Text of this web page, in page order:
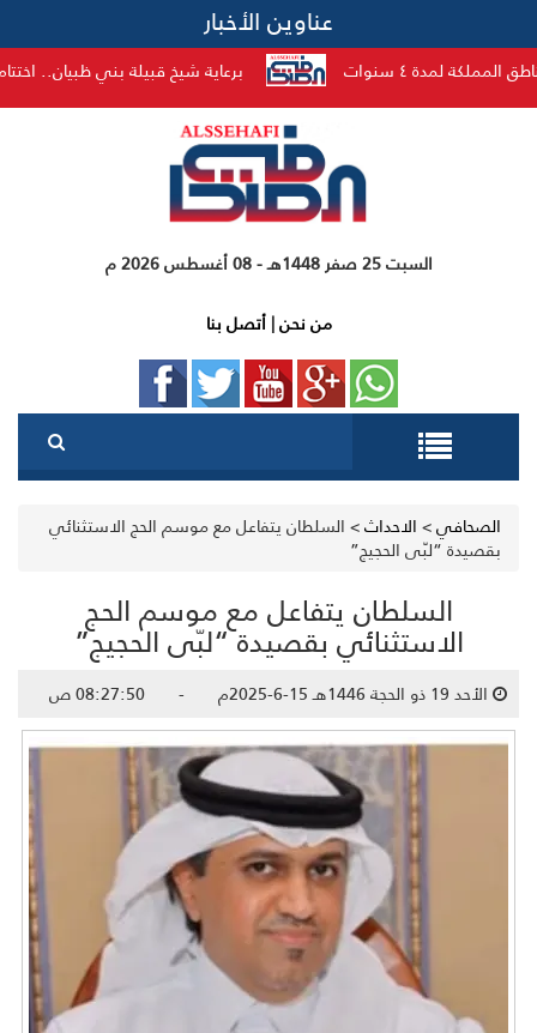
عناوين الأخبار
سنوات برعاية شيخ قبيلة بني ظبيان.. اختتام منافسات
السبت 25 صفر 1448هـ - 08 أغسطس 2026 م
من نحن|أتصل بنا
الصحافي> الاحداث> السلطان يتفاعل مع موسم الحج الاستثنائي
بقصيدة “لبّى الحجيج”
السلطان يتفاعل مع موسم الحج
الاستثنائي بقصيدة “لبّى الحجيج”
الأحد 19 ذو الحجة 1446هـ 15-6-2025م - 08:27:50 ص